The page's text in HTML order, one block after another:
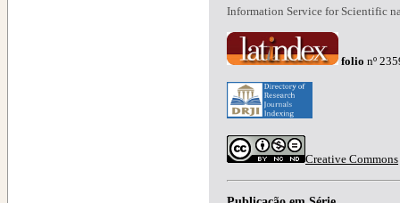
Information Service for Scientific
folio nº
Creative Commons